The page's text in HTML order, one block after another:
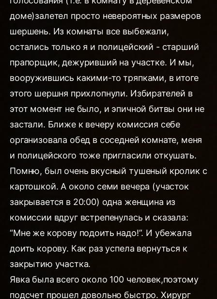
доме)залетел просто невероятных размеров
шершень. Из комнаты все выбежали,
остались только я и полицейский - старший
прапорщик, дежуривший на участке. И мы,
вооружившись какими-то тряпками, в итоге
этого шершня прихлопнули. Избирателей в
этот момент не было, и эпичной битвы они не
застали. Ближе к вечеру комиссия себе
организовала обед в соседней комнате, меня
и полицейского тоже пригласили откушать.
Помню, был очень вкусный тушеный кролик с
картошкой. А около семи вечера (участок
закрывается в 20:00) одна женщина из
комиссии вдруг встрепенулась и сказала:
“Мне же корову подоить надо!”. И убежала
доить корову. Как раз успела вернуться к
закрытию участка.
Явка была всего около 100 человек,поэтому
подсчет прошел довольно быстро. Хирург